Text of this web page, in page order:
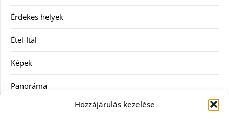
Hozzájárulás kezelése
Érdekes helyek
Étel-Ital
Képek
Panoráma